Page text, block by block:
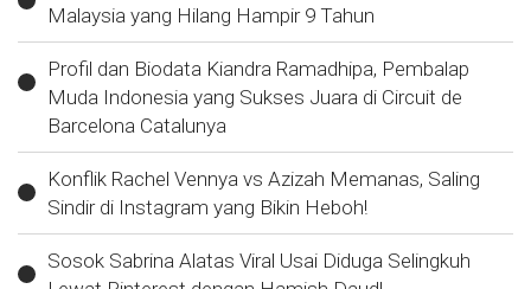
Malaysia yang Hilang Hampir 9 Tahun
Profil dan Biodata Kiandra Ramadhipa, Pembalap
Muda Indonesia yang Sukses Juara di Circuit de
Barcelona Catalunya
Konflik Rachel Vennya vs Azizah Memanas, Saling
Sindir di Instagram yang Bikin Heboh!
Sosok Sabrina Alatas Viral Usai Diduga Selingkuh